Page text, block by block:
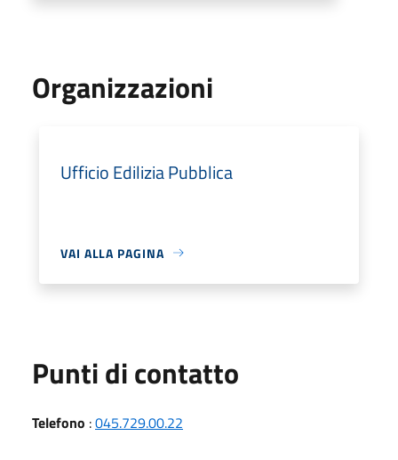
Organizzazioni
Ufficio Edilizia Pubblica
VAI ALLA PAGINA
Punti di contatto
Telefono :045.729.00.22